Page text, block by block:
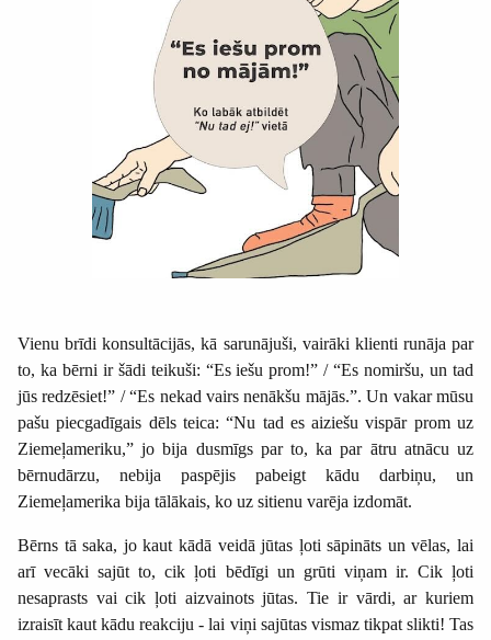
Vienu brīdi konsultācijās, kā sarunājuši, vairāki klienti runāja par
to, ka bērni ir šādi teikuši: “Es iešu prom!” / “Es nomiršu, un tad
jūs redzēsiet!” / “Es nekad vairs nenākšu mājās.”. Un vakar mūsu
pašu piecgadīgais dēls teica: “Nu tad es aiziešu vispār prom uz
Ziemeļameriku,” jo bija dusmīgs par to, ka par ātru atnācu uz
bērnudārzu, nebija paspējis pabeigt kādu darbiņu, un
Ziemeļamerika bija tālākais, ko uz sitienu varēja izdomāt.
Bērns tā saka, jo kaut kādā veidā jūtas ļoti sāpināts un vēlas, lai
arī vecāki sajūt to, cik ļoti bēdīgi un grūti viņam ir. Cik ļoti
nesaprasts vai cik ļoti aizvainots jūtas. Tie ir vārdi, ar kuriem
izraisīt kaut kādu reakciju - lai viņi sajūtas vismaz tikpat slikti! Tas